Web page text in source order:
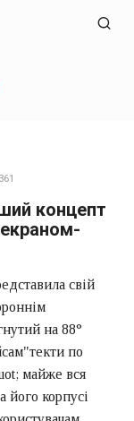
361
концепт
свій
на 88°
по
майже вся
його корпусі